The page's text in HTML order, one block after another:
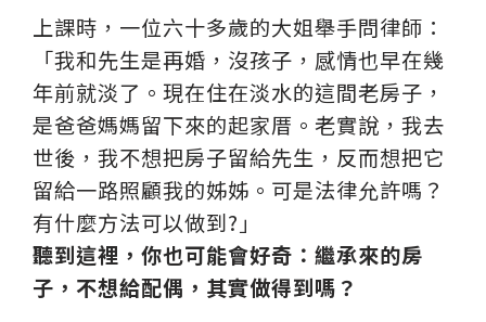
上課時，一位六十多歲的大姐舉手問律師：
「我和先生是再婚，沒孩子，感情也早在幾
年前就淡了。現在住在淡水的這間老房子，
是爸爸媽媽留下來的起家厝。老實說，我去
世後，我不想把房子留給先生，反而想把它
留給一路照顧我的姊姊。可是法律允許嗎？
有什麼方法可以做到?」
聽到這裡，你也可能會好奇：繼承來的房
子，不想給配偶，其實做得到嗎？